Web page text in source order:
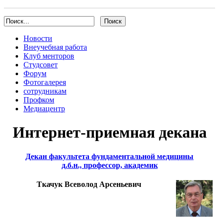
Новости
Внеучебная работа
Клуб менторов
Студсовет
Форум
Фотогалерея
сотрудникам
Профком
Медиацентр
Интернет-приемная декана
Декан факультета фундаментальной медицины
д.б.н., профессор, академик
Ткачук Всеволод Арсеньевич